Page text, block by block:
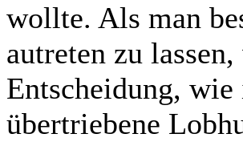
wollte. Als man
autreten zu
Entscheidung,
übertriebene